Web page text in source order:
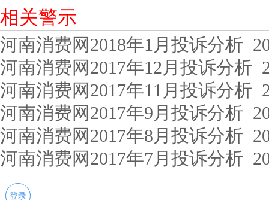
相关警示
河南消费网2018年1月投诉分析
河南消费网2017年12月投诉分析
河南消费网2017年11月投诉分析
河南消费网2017年9月投诉分析
河南消费网2017年8月投诉分析
河南消费网2017年7月投诉分析
登录